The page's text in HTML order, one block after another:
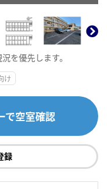
を優先します。
け
で空室確認
録